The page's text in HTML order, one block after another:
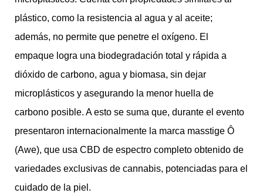
plástico, como la resistencia al agua y al aceite;
además, no permite que penetre el oxígeno. El
empaque logra una biodegradación total y rápida a
dióxido de carbono, agua y biomasa, sin dejar
microplásticos y asegurando la menor huella de
carbono posible. A esto se suma que, durante el evento
presentaron internacionalmente la marca masstige Ô
(Awe), que usa CBD de espectro completo obtenido de
variedades exclusivas de cannabis, potenciadas para el
cuidado de la piel.